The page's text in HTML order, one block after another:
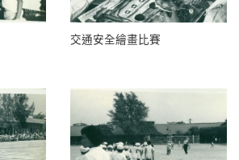
交通安全繪畫比賽